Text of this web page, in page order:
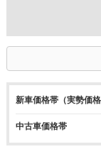
新車価格帯（実勢価格
中古車価格帯